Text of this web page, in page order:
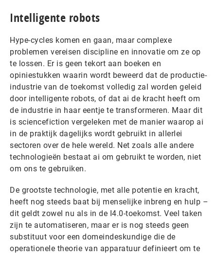
Intelligente robots
Hype-cycles komen en gaan, maar complexe
problemen vereisen discipline en innovatie om ze op
te lossen. Er is geen tekort aan boeken en
opiniestukken waarin wordt beweerd dat de productie-
industrie van de toekomst volledig zal worden geleid
door intelligente robots, of dat ai de kracht heeft om
de industrie in haar eentje te transformeren. Maar dit
is sciencefiction vergeleken met de manier waarop ai
in de praktijk dagelijks wordt gebruikt in allerlei
sectoren over de hele wereld. Net zoals alle andere
technologieën bestaat ai om gebruikt te worden, niet
om ons te gebruiken.
De grootste technologie, met alle potentie en kracht,
heeft nog steeds baat bij menselijke inbreng en hulp –
dit geldt zowel nu als in de I4.0-toekomst. Veel taken
zijn te automatiseren, maar er is nog steeds geen
substituut voor een domeindeskundige die de
operationele theorie van apparatuur definieert om te